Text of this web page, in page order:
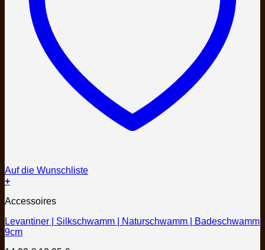
Auf die Wunschliste
+
Accessoires
Levantiner | Silkschwamm | Naturschwamm | Badeschwamm
9cm